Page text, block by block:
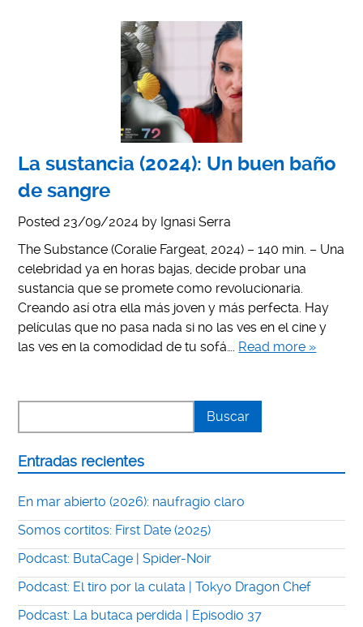
La sustancia (2024): Un buen baño
de sangre
Posted 23/09/2024 by Ignasi Serra
The Substance (Coralie Fargeat, 2024) – 140 min. – Una
celebridad ya en horas bajas, decide probar una
sustancia que se promete como revolucionaria.
Creando así otra ella más joven y más perfecta. Hay
películas que no pasa nada si no las ves en el cine y
las ves en la comodidad de tu sofá…. Read more »
Entradas recientes
En mar abierto (2026): naufragio claro
Somos cortitos: First Date (2025)
Podcast: ButaCage | Spider-Noir
Podcast: El tiro por la culata | Tokyo Dragon Chef
Podcast: La butaca perdida | Episodio 37